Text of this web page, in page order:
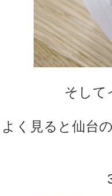
そして
よく見ると仙台